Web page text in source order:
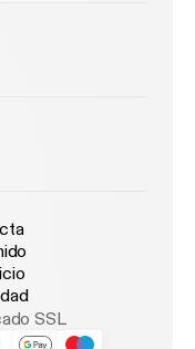
SSL